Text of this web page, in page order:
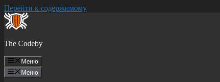
Перейти к содержимому
The Codeby
Меню
Меню